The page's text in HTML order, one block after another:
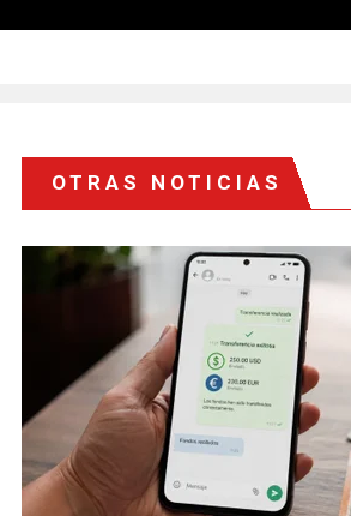
OTRAS NOTICIAS